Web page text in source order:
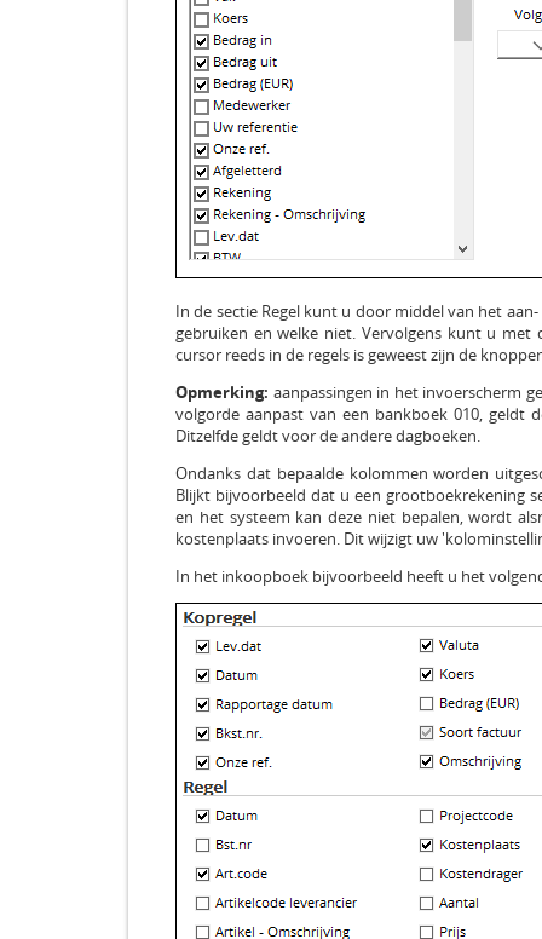
In de sectie Regel kunt u door middel van het
gebruiken en welke niet. Vervolgens kunt u
cursor reeds in de regels is geweest zijn de
Opmerking: aanpassingen in het invoerscherm
volgorde aanpast van een bankboek 010, geldt
Ditzelfde geldt voor de andere dagboeken.
Ondanks dat bepaalde kolommen worden
Blijkt bijvoorbeeld dat u een grootboekrekening
en het systeem kan deze niet bepalen, wordt
kostenplaats invoeren. Dit wijzigt uw
In het inkoopboek bijvoorbeeld heeft u het